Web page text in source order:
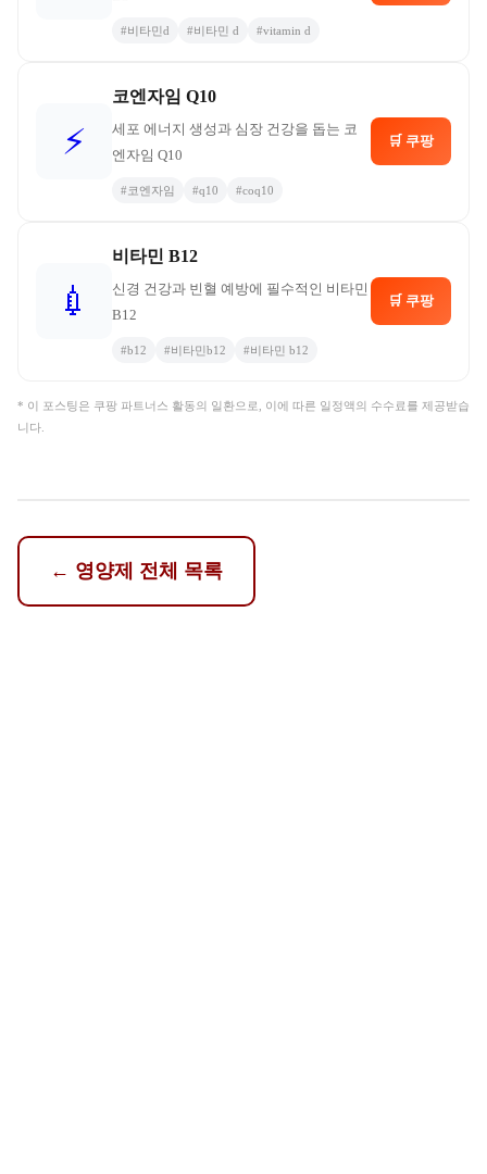
#비타민d #비타민 d #vitamin d
⚡
코엔자임 Q10
세포 에너지 생성과 심장 건강을 돕는 코
엔자임 Q10
# 코엔자임 #q10 #coq10
🛒 쿠팡
💉
비타민 B12
신경 건강과 빈혈 예방에 필수적인 비타민
B12
#b12 #비타민b12 #비타민 b12
🛒 쿠팡
* 이 포스팅은 쿠팡 파트너스 활동의 일환으로, 이에 따른 일정액의 수수료를 제공받습
니다.
← 영양제 전체 목록